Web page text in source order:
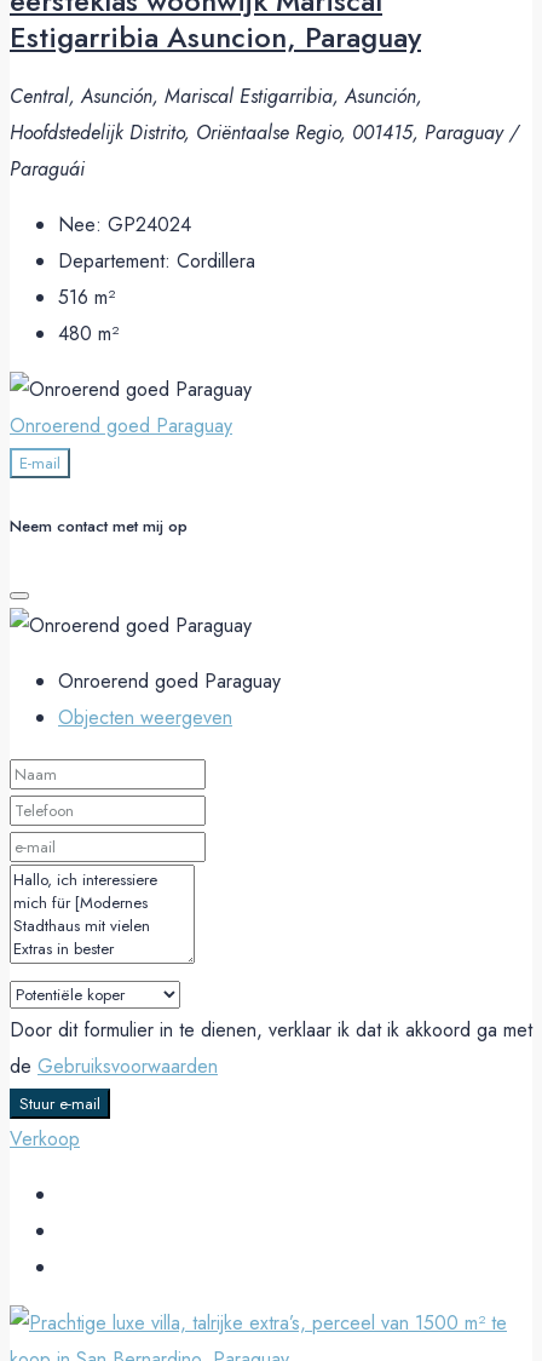
Estigarribia Asuncion, Paraguay
Central, Asunción, Mariscal Estigarribia, Asunción,
Hoofdstedelijk Distrito, Oriëntaalse Regio, 001415, Paraguay /
Paraguái
Nee: GP24024
Departement: Cordillera
516 m²
480 m²
Onroerend goed Paraguay
E-mail
Neem contact met mij op
Onroerend goed Paraguay
Objecten weergeven
Door dit formulier in te dienen, verklaar ik dat ik akkoord ga met
de Gebruiksvoorwaarden
Stuur e-mail
Verkoop